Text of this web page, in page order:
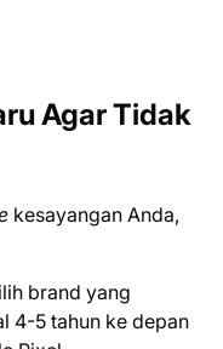
Agar Tidak
kesayangan Anda,
brand yang
4-5 tahun ke depan